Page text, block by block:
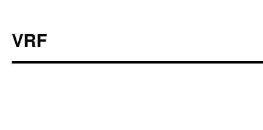
VRF